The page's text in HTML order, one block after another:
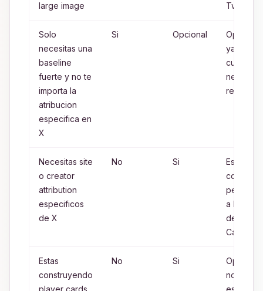
large image
Twitter
Solo
necesitas una
baseline
fuerte y no te
importa la
atribucion
especifica en
X
Si Opcional
Open
ya puede
cubrir la
real
Necesitas site
o creator
attribution
especificos
de X
No Si
Esos
controles
a la
de
Card
Estas
construyendo
player cards
No Si
Open
no
esos